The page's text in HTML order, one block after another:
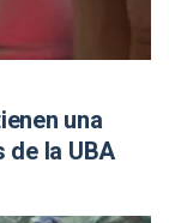
una
la UBA